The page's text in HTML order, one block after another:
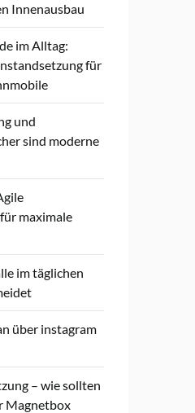
Innenausbau
im Alltag:
für
und
sind moderne
maximale
im täglichen
über instagram
– wie sollten
Magnetbox